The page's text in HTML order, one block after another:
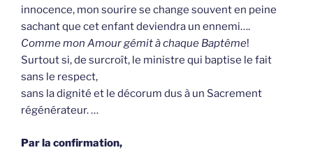
innocence, mon sourire se change souvent en peine
sachant que cet enfant deviendra un ennemi….
Comme mon Amour gémit à chaque Baptême!
Surtout si, de surcroît, le ministre qui baptise le fait
sans le respect,
sans la dignité et le décorum dus à un Sacrement
régénérateur. …
Par la confirmation,